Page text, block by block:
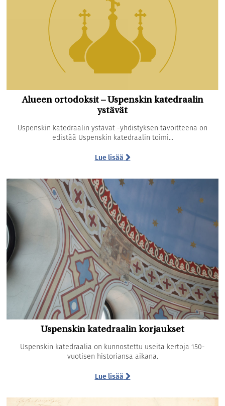
Alueen ortodoksit – Uspenskin katedraalin
ystävät
Uspenskin katedraalin ystävät -yhdistyksen tavoitteena on
edistää Uspenskin katedraalin toimi...
Lue lisää
Uspenskin katedraalin korjaukset
Uspenskin katedraalia on kunnostettu useita kertoja 150-
vuotisen historiansa aikana.
Lue lisää